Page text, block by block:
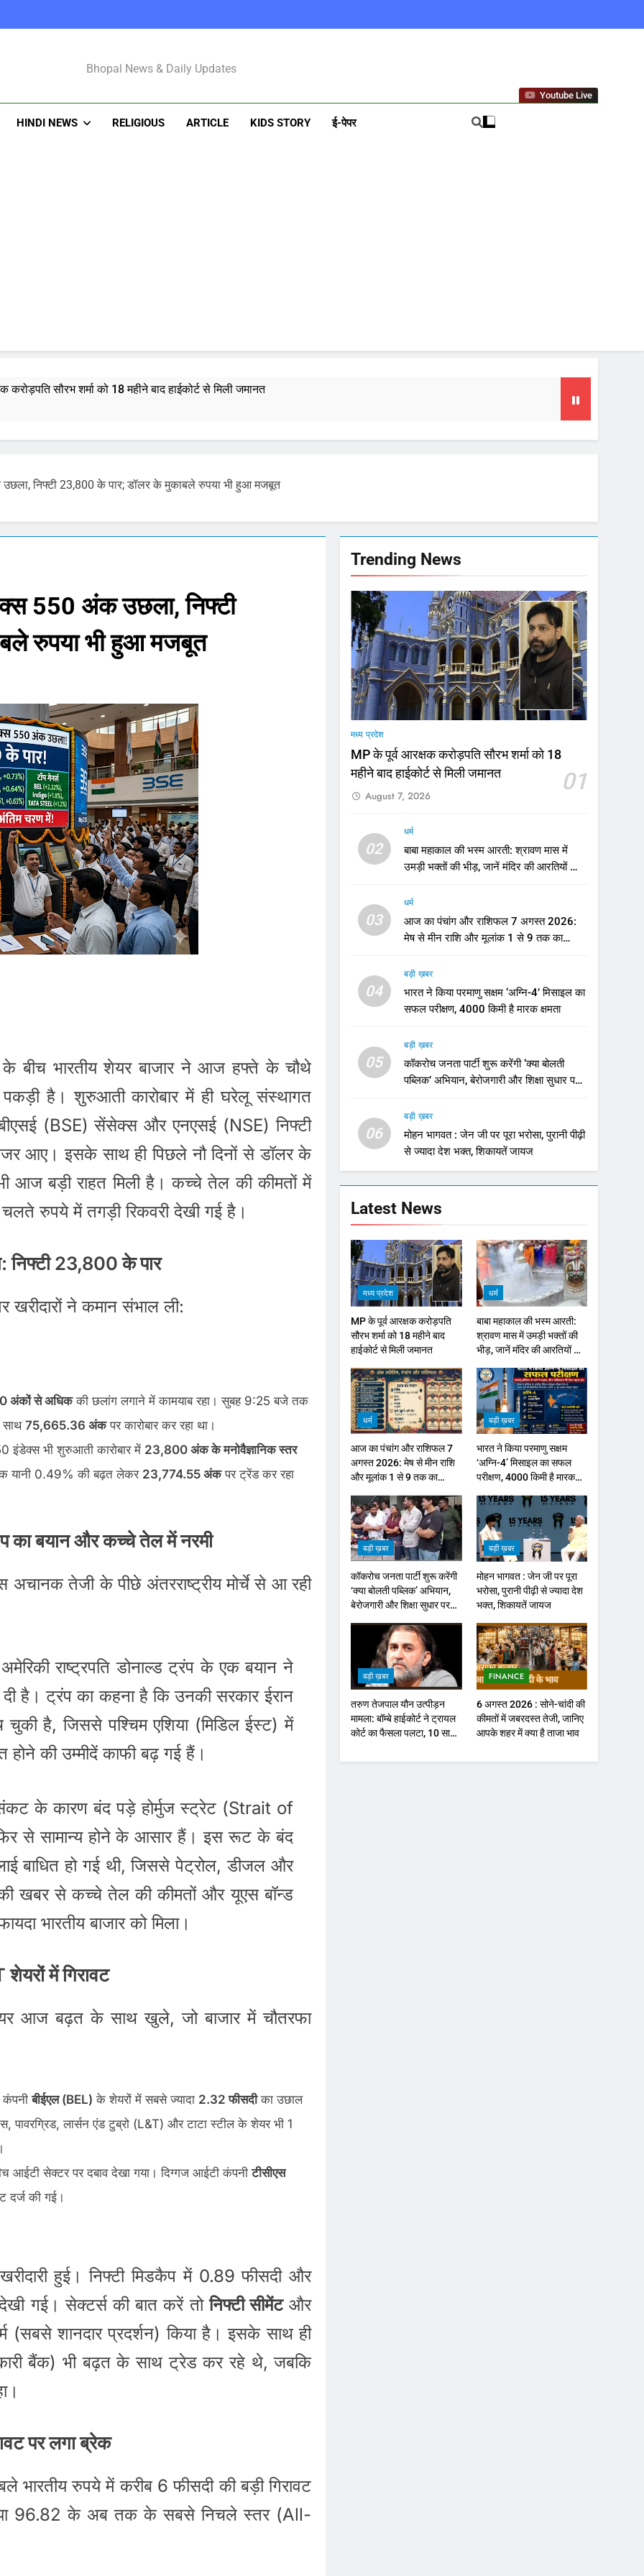
Bhopal Latest News In Hindi
Bhopal News & Daily Updates
Youtube Live
HINDI NEWS RELIGIOUS ARTICLE KIDS STORY ई-पेपर
करोड़पति सौरभ शर्मा को 18 महीने बाद हाईकोर्ट से मिली जमानत
में सकारात्मक शुरुआत, सेंसेक्स-निफ्टी हरे निशान पर खुले; क्रूड ऑयल में नरमी
मूलांक और राशिफल: जानिए आज का दिन आपके लिए कैसा रहेगा
निफ्टी 23,800 के पार; डॉलर के मुकाबले रुपया भी हुआ मजबूत
550 अंक उछला, निफ्टी
रुपया भी हुआ मजबूत
के बीच भारतीय शेयर बाजार ने आज हफ्ते के चौथे
पकड़ी है। शुरुआती कारोबार में ही घरेलू संस्थागत
(BSE) सेंसेक्स और एनएसई (NSE) निफ्टी
आए। इसके साथ ही पिछले नौ दिनों से डॉलर के
आज बड़ी राहत मिली है। कच्चे तेल की कीमतों में
चलते रुपये में तगड़ी रिकवरी देखी गई है।
निफ्टी 23,800 के पार
खरीदारों ने कमान संभाल ली:
अंकों से अधिककी छलांग लगाने में कामयाब रहा। सुबह 9:25 बजे तक
75,665.36 अंकपर कारोबार कर रहा था।
इंडेक्स भी शुरुआती कारोबार में 23,800 अंक के मनोवैज्ञानिक स्तर
यानी 0.49% की बढ़त लेकर 23,774.55 अंकपर ट्रेंड कर रहा
का बयान और कच्चे तेल में नरमी
तेजी के पीछे अंतरराष्ट्रीय मोर्चे से आ रही
अमेरिकी राष्ट्रपति डोनाल्ड ट्रंप के एक बयान ने
दी है। ट्रंप का कहना है कि उनकी सरकार ईरान
है, जिससे पश्चिम एशिया (मिडिल ईस्ट) में
होने की उम्मीदें काफी बढ़ गई हैं।
के कारण बंद पड़े होर्मुज स्ट्रेट (Strait of
से सामान्य होने के आसार हैं। इस रूट के बंद
बाधित हो गई थी, जिससे पेट्रोल, डीजल और
खबर से कच्चे तेल की कीमतों और यूएस बॉन्ड
भारतीय बाजार को मिला।
में गिरावट
बढ़त के साथ खुले, जो बाजार में चौतरफा
कंपनीबीईएल (BEL) के शेयरों में सबसे ज्यादा 2.32 फीसदीका उछाल
पावरग्रिड, लार्सन एंड टुब्रो (L&T) और टाटा स्टील के शेयर भी 1
आईटी सेक्टर पर दबाव देखा गया। दिग्गज आईटी कंपनीटीसीएस
दर्ज की गई।
हुई। निफ्टी मिडकैप में 0.89 फीसदी और
गई। सेक्टर्स की बात करें तोनिफ्टी सीमेंटऔर
शानदार प्रदर्शन) किया है। इसके साथ ही
बैंक) भी बढ़त के साथ ट्रेड कर रहे थे, जबकि
पर लगा ब्रेक
भारतीय रुपये में करीब 6 फीसदी की बड़ी गिरावट
96.82 के अब तक के सबसे निचले स्तर (All-
Trending News
मध्य प्रदेश
MP के पूर्व आरक्षक करोड़पति सौरभ शर्मा को 18
महीने बाद हाईकोर्ट से मिली जमानत
01
August 7, 2026
02
धर्म
बाबा महाकाल की भस्म आरती: श्रावण मास में
उमड़ी भक्तों की भीड़, जानें मंदिर की आरतियों का
03
धर्म
आज का पंचांग और राशिफल 7 अगस्त 2026:
मेष से मीन राशि और मूलांक 1 से 9 तक का
04
बड़ी ख़बर
भारत ने किया परमाणु सक्षम ‘अग्नि-4’ मिसाइल का
सफल परीक्षण, 4000 किमी है मारक क्षमता
05
बड़ी ख़बर
कॉकरोच जनता पार्टी शुरू करेंगी ‘क्या बोलती
पब्लिक’ अभियान, बेरोजगारी और शिक्षा सुधार पर
06
बड़ी ख़बर
मोहन भागवत : जेन जी पर पूरा भरोसा, पुरानी पीढ़ी
से ज्यादा देश भक्त, शिकायतें जायज
Latest News
मध्य प्रदेश
MP के पूर्व आरक्षक करोड़पति
सौरभ शर्मा को 18 महीने बाद
हाईकोर्ट से मिली जमानत
धर्म
बाबा महाकाल की भस्म आरती:
श्रावण मास में उमड़ी भक्तों की
भीड़, जानें मंदिर की आरतियों का
धर्म
आज का पंचांग और राशिफल 7
अगस्त 2026: मेष से मीन राशि
और मूलांक 1 से 9 तक का
बड़ी ख़बर
भारत ने किया परमाणु सक्षम
‘अग्नि-4’ मिसाइल का सफल
परीक्षण, 4000 किमी है मारक
बड़ी ख़बर
कॉकरोच जनता पार्टी शुरू करेंगी
‘क्या बोलती पब्लिक’ अभियान,
बेरोजगारी और शिक्षा सुधार पर
बड़ी ख़बर
मोहन भागवत : जेन जी पर पूरा
भरोसा, पुरानी पीढ़ी से ज्यादा देश
भक्त, शिकायतें जायज
बड़ी ख़बर
तरुण तेजपाल यौन उत्पीड़न
मामला: बॉम्बे हाईकोर्ट ने ट्रायल
कोर्ट का फैसला पलटा, 10 साल
FINANCE
6 अगस्त 2026 : सोने-चांदी की
कीमतों में जबरदस्त तेजी, जानिए
आपके शहर में क्या है ताजा भाव